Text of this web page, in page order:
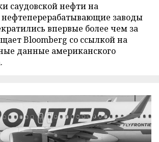
саудовской нефти на
заводы
впервые более чем за
Bloomberg со ссылкой на
данные американского